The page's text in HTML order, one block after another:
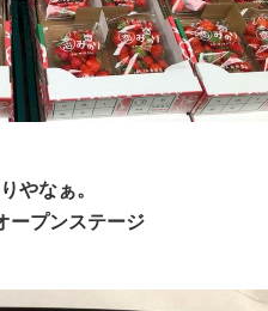
やなぁ。
ープンステージ